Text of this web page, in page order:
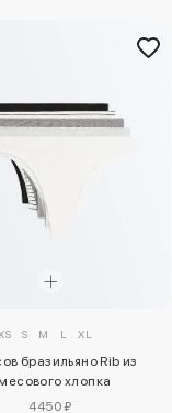
S M L XL
бразильяно Rib из
хлопка
4450 ₽